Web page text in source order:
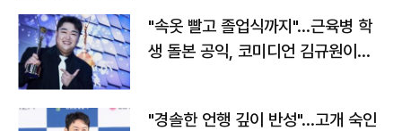
"속옷 빨고 졸업식까지"…근육병 학
생 돌본 공익, 코미디언 김규원이었
"경솔한 언행 깊이 반성"…고개 숙인